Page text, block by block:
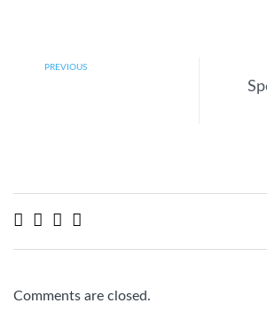
PREVIOUS
Comments are closed.